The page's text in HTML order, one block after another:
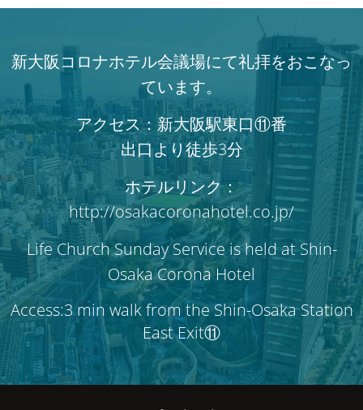
新大阪コロナホテル会議場にて礼拝をおこなっ
ています。
アクセス：新大阪駅東口⑪番
出口より徒歩3分
ホテルリンク：
http://osakacoronahotel.co.jp/
Life Church Sunday Service is held at Shin-
Osaka Corona Hotel
Access:3 min walk from the Shin-Osaka Station
East Exit⑪